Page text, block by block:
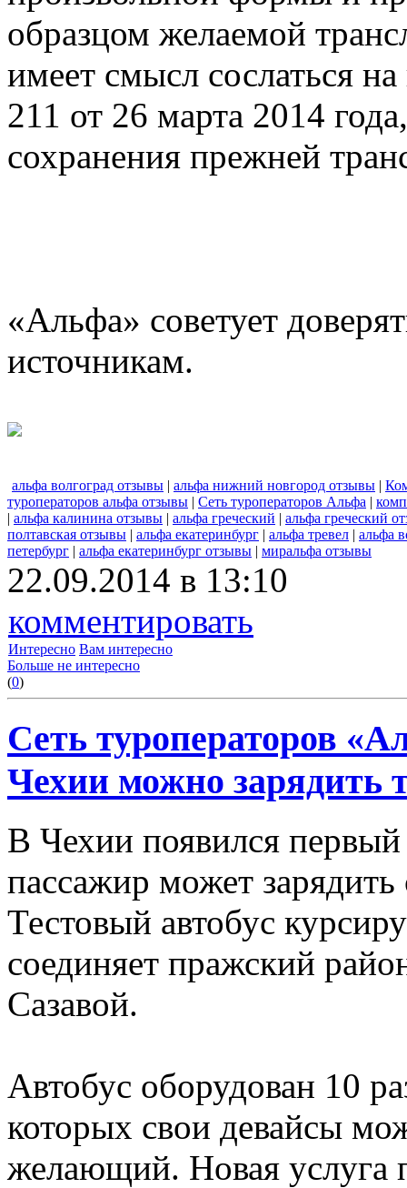
образцом желаемой
имеет смысл сослаться
211 от 26 марта 2014
сохранения прежней
«Альфа» советует
источникам.
альфа волгоград отзывы | альфа нижний новгород отзывы |
туроператоров альфа отзывы | Сеть туроператоров Альфа |
| альфа калинина отзывы | альфа греческий | альфа греческий
полтавская отзывы | альфа екатеринбург | альфа тревел | альфа
петербург | альфа екатеринбург отзывы | миральфа отзывы
22.09.2014 в 13:10
комментировать
Интересно Вам интересно
Больше не интересно
(0)
Сеть туроператоров
Чехии можно зарядить
В Чехии появился
пассажир может зарядить
Тестовый автобус
соединяет пражский
Сазавой.
Автобус оборудован 10
которых свои девайсы
желающий. Новая услуга